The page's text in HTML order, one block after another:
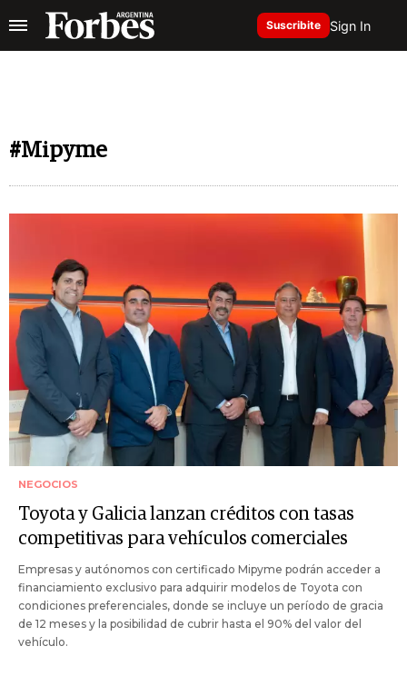
Suscribite Sign In
#Mipyme
NEGOCIOS
Toyota y Galicia lanzan créditos con tasas
competitivas para vehículos comerciales
Empresas y autónomos con certificado Mipyme podrán acceder a
financiamiento exclusivo para adquirir modelos de Toyota con
condiciones preferenciales, donde se incluye un período de gracia
de 12 meses y la posibilidad de cubrir hasta el 90% del valor del
vehículo.